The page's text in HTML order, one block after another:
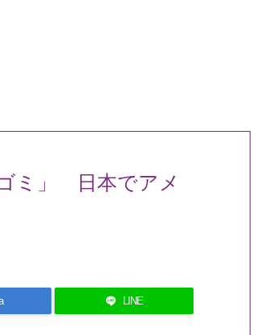
ミ」 日本でアメ
LINE